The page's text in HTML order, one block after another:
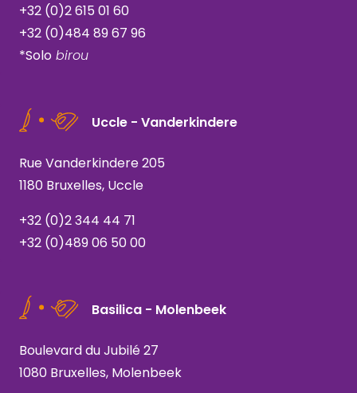
+32 (0)2 615 01 60
+32 (0)484 89 67 96
*Solo birou
Uccle - Vanderkindere
Rue Vanderkindere 205
1180 Bruxelles, Uccle
+32 (0)2 344 44 71
+32 (0)489 06 50 00
Basilica - Molenbeek
Boulevard du Jubilé 27
1080 Bruxelles, Molenbeek